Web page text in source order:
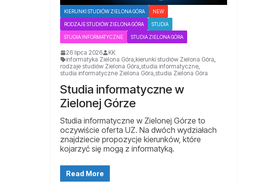
KIERUNKI STUDIÓW ZIELONA GÓRA NEW
RODZAJE STUDIÓW ZIELONA GÓRA STUDIA
STUDIA INFORMATYCZNE STUDIA ZIELONA GÓRA
26 lipca 2026
KK
informatyka Zielona Góra,kierunki studiów Zielona Góra,
rodzaje studiów Zielona Góra,studia informatyczne,
studia informatyczne Zielona Góra,studia Zielona Góra
Studia informatyczne w
Zielonej Górze
Studia informatyczne w Zielonej Górze to
oczywiście oferta UZ. Na dwóch wydziałach
znajdziecie propozycje kierunków, które
kojarzyć się mogą z informatyką.
Read More